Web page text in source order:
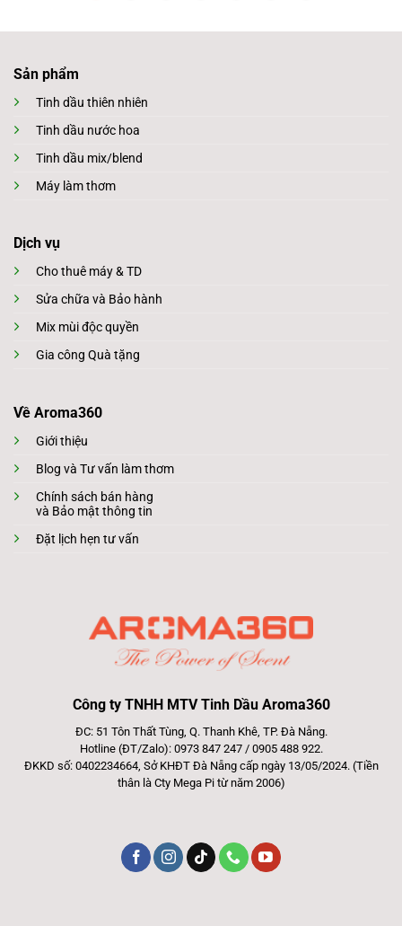
Sản phẩm
Tinh dầu thiên nhiên
Tinh dầu nước hoa
Tinh dầu mix/blend
Máy làm thơm
Dịch vụ
Cho thuê máy & TD
Sửa chữa và Bảo hành
Mix mùi độc quyền
Gia công Quà tặng
Về Aroma360
Giới thiệu
Blog và Tư vấn làm thơm
Chính sách bán hàng
và Bảo mật thông tin
Đặt lịch hẹn tư vấn
Công ty TNHH MTV Tinh Dầu Aroma360
ĐC: 51 Tôn Thất Tùng, Q. Thanh Khê, TP. Đà Nẵng.
Hotline (ĐT/Zalo): 0973 847 247 / 0905 488 922.
ĐKKD số: 0402234664, Sở KHĐT Đà Nẵng cấp ngày 13/05/2024. (Tiền
thân là Cty Mega Pi từ năm 2006)